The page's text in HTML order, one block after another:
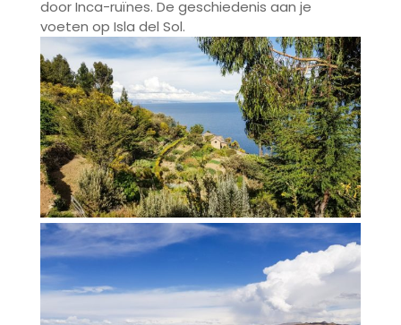
door Inca-ruïnes. De geschiedenis aan je
voeten op Isla del Sol.